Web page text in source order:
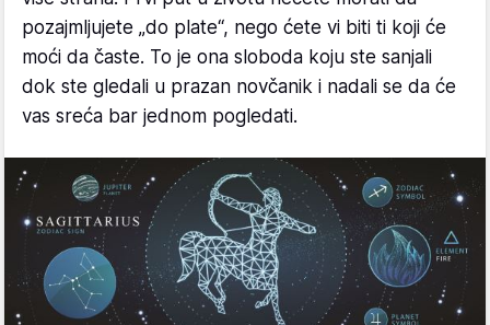
pozajmljujete „do plate“, nego ćete vi biti ti koji će
moći da časte. To je ona sloboda koju ste sanjali
dok ste gledali u prazan novčanik i nadali se da će
vas sreća bar jednom pogledati.